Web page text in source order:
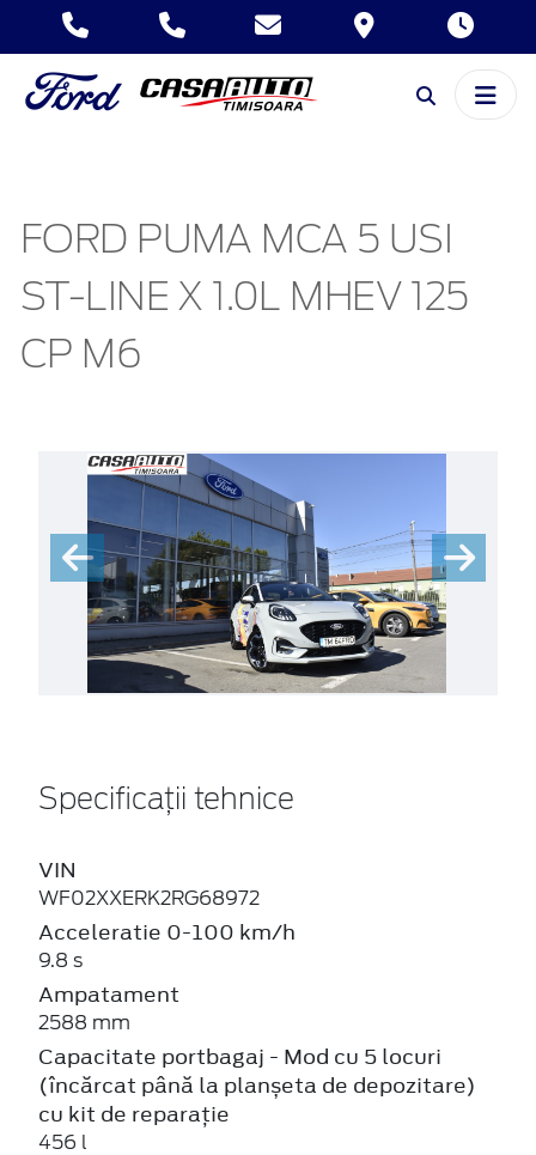
FORD PUMA MCA 5 USI
ST-LINE X 1.0L MHEV 125
CP M6
Specificații tehnice
VIN
WF02XXERK2RG68972
Acceleratie 0-100 km/h
9.8 s
Ampatament
2588 mm
Capacitate portbagaj - Mod cu 5 locuri
(încărcat până la planșeta de depozitare)
cu kit de reparație
456 l